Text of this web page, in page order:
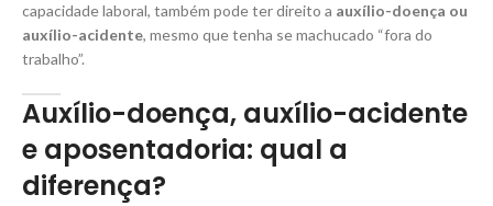
capacidade laboral, também pode ter direito a auxílio-doença ou
auxílio-acidente, mesmo que tenha se machucado “fora do
trabalho”.
Auxílio-doença, auxílio-acidente
e aposentadoria: qual a
diferença?